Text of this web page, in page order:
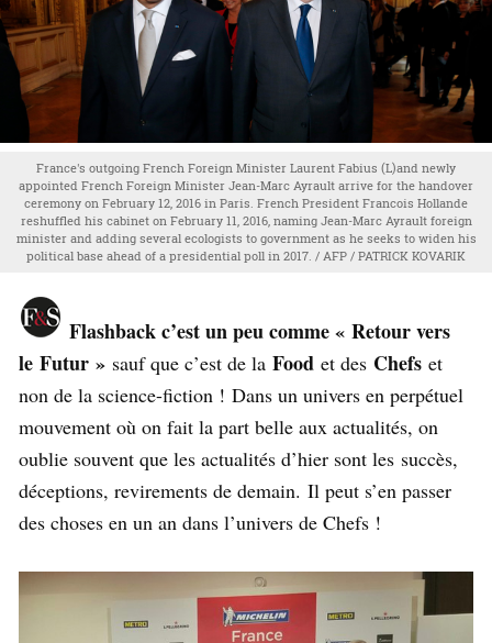
France's outgoing French Foreign Minister Laurent Fabius (L)and newly
appointed French Foreign Minister Jean-Marc Ayrault arrive for the handover
ceremony on February 12, 2016 in Paris. French President Francois Hollande
reshuffled his cabinet on February 11, 2016, naming Jean-Marc Ayrault foreign
minister and adding several ecologists to government as he seeks to widen his
political base ahead of a presidential poll in 2017. / AFP / PATRICK KOVARIK
Flashback c’est un peu comme « Retour vers
le Futur » sauf que c’est de la Food et des Chefs et
non de la science-fiction ! Dans un univers en perpétuel
mouvement où on fait la part belle aux actualités, on
oublie souvent que les actualités d’hier sont les succès,
déceptions, revirements de demain. Il peut s’en passer
des choses en un an dans l’univers de Chefs !